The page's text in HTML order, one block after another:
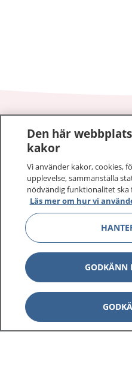
På 1177.se får du råd om
sjukdomar och vilka
Logga in för att läsa din
vårdärenden. Ring
sjukvårdsrådgivning
1177 ger dig råd när du
1177 på flera språk
Om 1177
Den här
kakor
Vi använder kakor, cookies,
upplevelse, sammanställa
nödvändig funktionalitet ska
Läs mer om hur vi
GODKÄNN